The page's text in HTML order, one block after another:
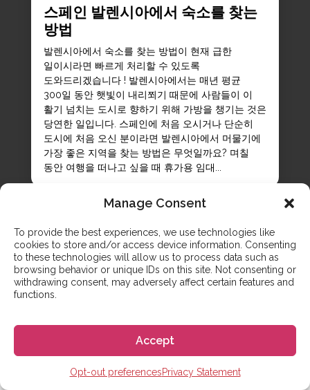
Manage Consent
To provide the best experiences, we use technologies like
cookies to store and/or access device information. Consenting
to these technologies will allow us to process data such as
browsing behavior or unique IDs on this site. Not consenting or
withdrawing consent, may adversely affect certain features and
functions.
Accept
Opt-out preferencesPrivacy Statement
스페인 발렌시아에서 숙소를 찾는
방법
발렌시아에서 숙소를 찾는 방법이 현재 급한
일이시라면 빠르게 처리할 수 있도록
도와드리겠습니다 ! 발렌시아에서는 매년 평균
300일 동안 햇빛이 내리쬐기 때문에 사람들이 이
활기 넘치는 도시로 향하기 위해 가방을 챙기는 것은
당연한 일입니다. 스페인에 처음 오시거나 단순히
도시에 처음 오신 분이라면 발렌시아에서 머물기에
가장 좋은 지역을 찾는 방법은 무엇일까요? 며칠
동안 여행을 떠나고 싶을 때 휴가용 임대...
문의사항이 있으신가요? 저희가
도움드리겠습니다.